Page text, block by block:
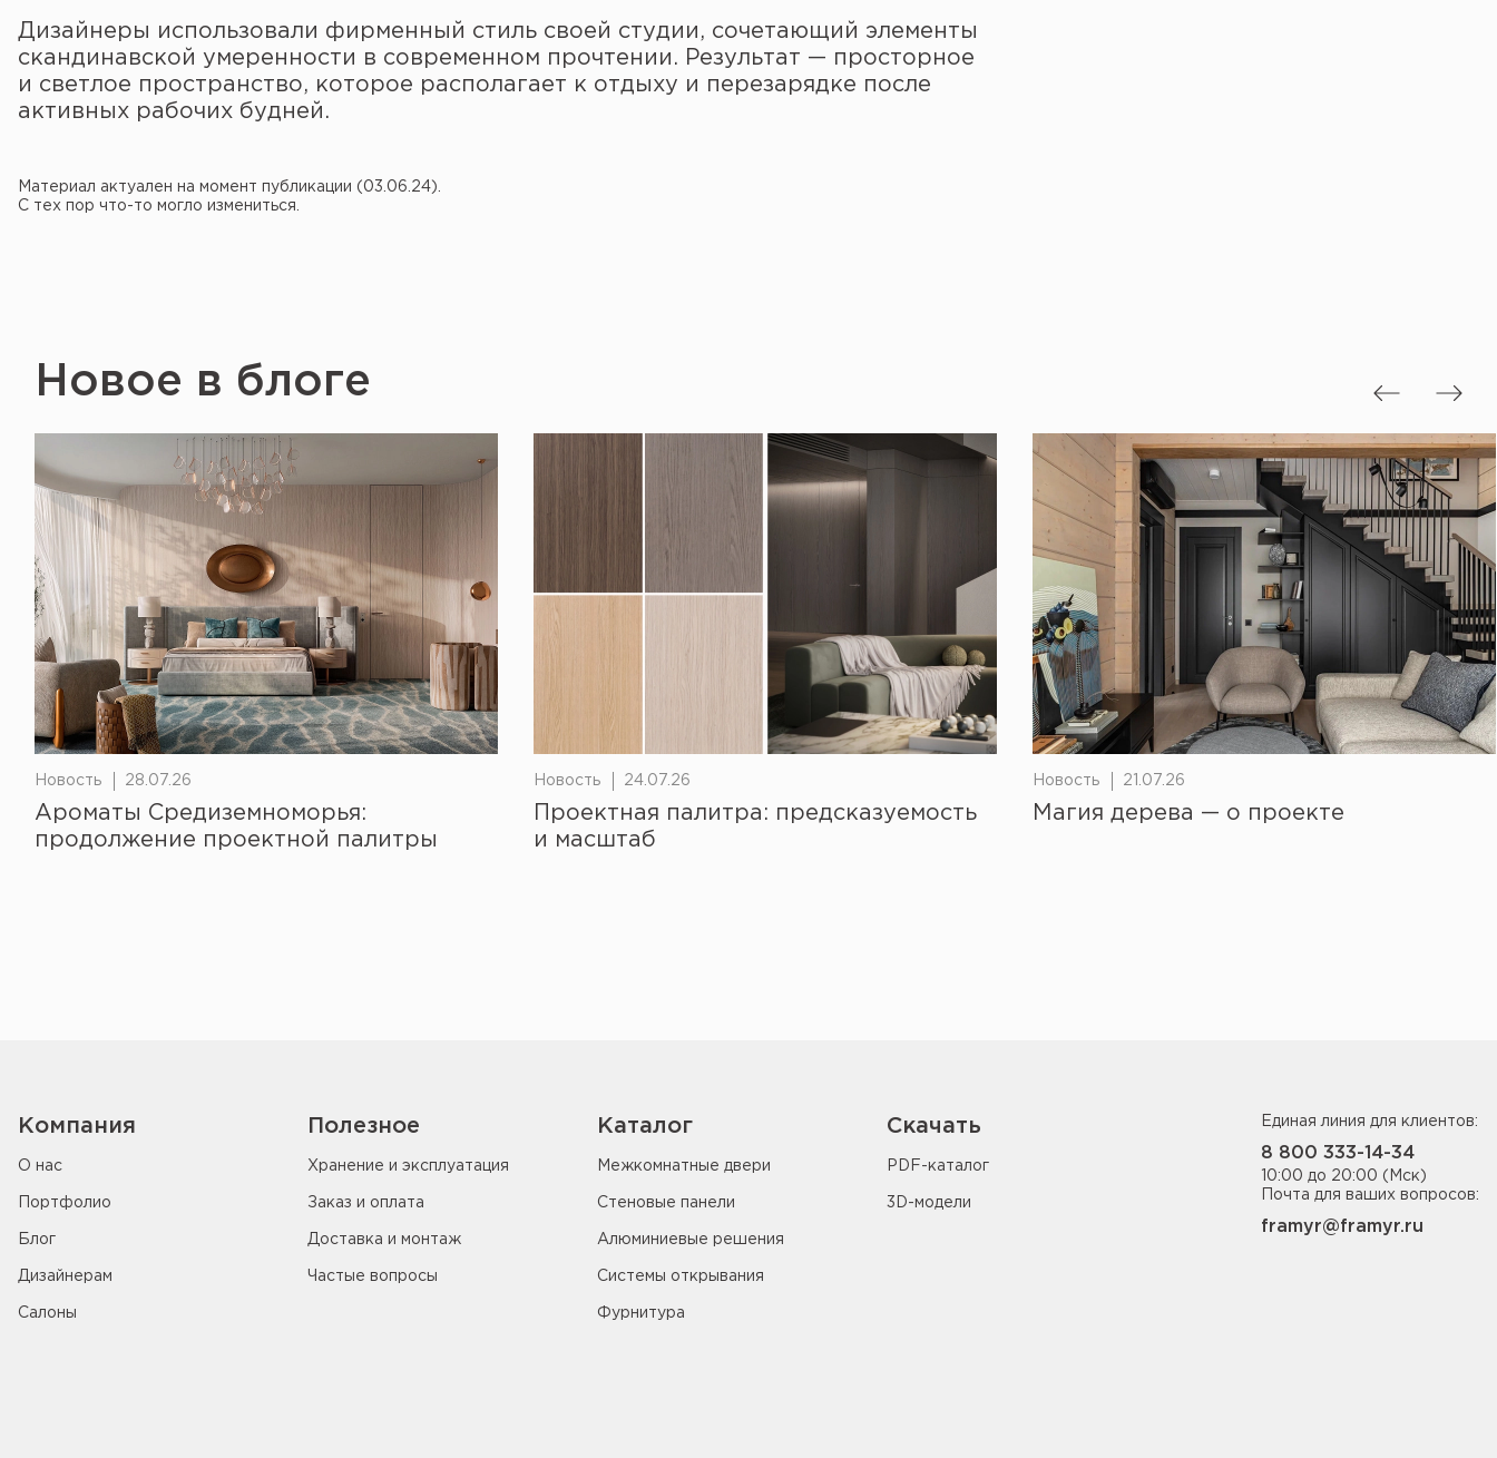
Дизайнеры использовали фирменный стиль своей студии, сочетающий элементы
скандинавской умеренности в современном прочтении. Результат — просторное
и светлое пространство, которое располагает к отдыху и перезарядке после
активных рабочих будней.
Материал актуален на момент публикации (03.06.24).
С тех пор что-то могло измениться.
Новое в блоге
Новость 28.07.26
Ароматы Средиземноморья:
продолжение проектной палитры
Новость 24.07.26
Проектная палитра: предсказуемость
и масштаб
Новость 21.07.26
Магия дерева — о проекте
Компания
О нас
Портфолио
Блог
Дизайнерам
Салоны
Полезное
Хранение и эксплуатация
Заказ и оплата
Доставка и монтаж
Частые вопросы
Каталог
Межкомнатные двери
Стеновые панели
Алюминиевые решения
Системы открывания
Фурнитура
Скачать
PDF-каталог
3D-модели
Единая линия для клиентов:
8 800 333-14-34
10:00 до 20:00 (Мск)
Почта для ваших вопросов:
framyr@framyr.ru